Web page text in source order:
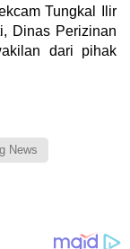
Tungkal Ilir
Dinas Perizinan
dari pihak
News